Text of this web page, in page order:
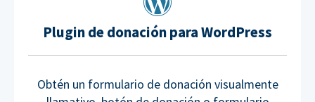
Plugin de donación para WordPress
Obtén un formulario de donación visualmente